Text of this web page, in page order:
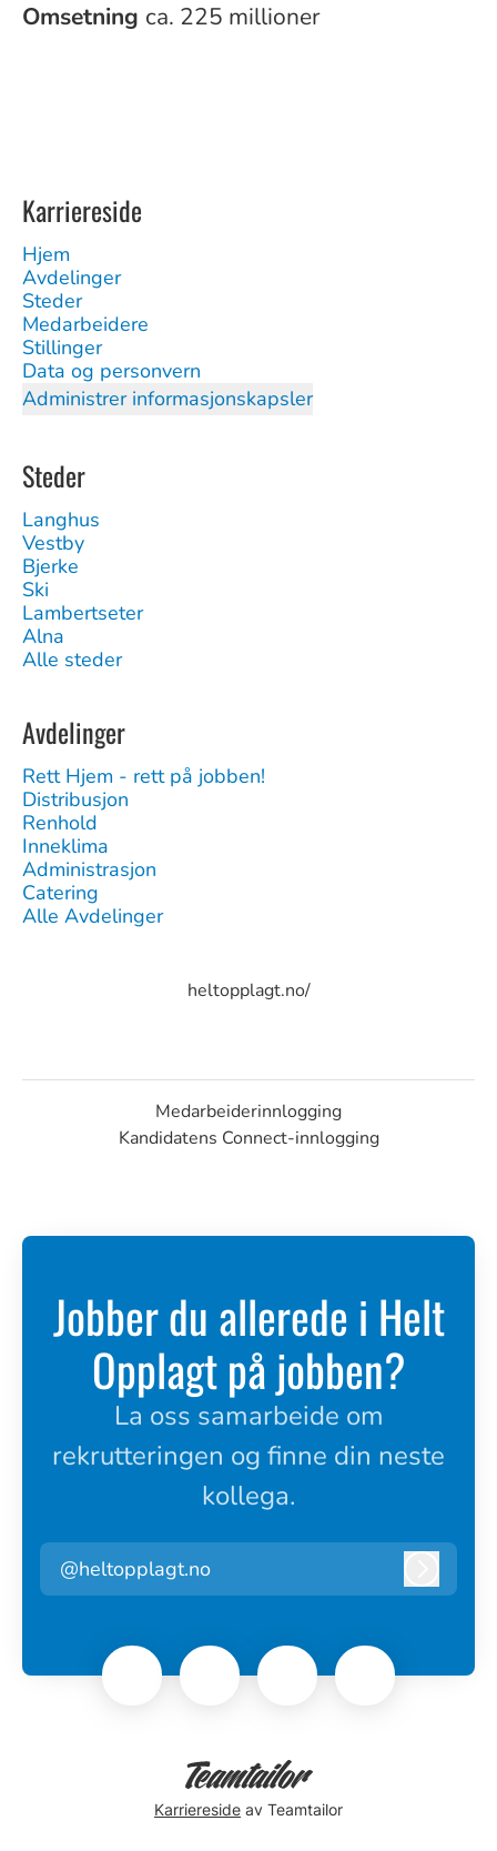
Omsetning ca. 225 millioner
Karriereside
Hjem
Avdelinger
Steder
Medarbeidere
Stillinger
Data og personvern
Administrer informasjonskapsler
Steder
Langhus
Vestby
Bjerke
Ski
Lambertseter
Alna
Alle steder
Avdelinger
Rett Hjem - rett på jobben!
Distribusjon
Renhold
Inneklima
Administrasjon
Catering
Alle Avdelinger
heltopplagt.no/
Medarbeiderinnlogging
Kandidatens Connect-innlogging
Jobber du allerede i Helt
Opplagt på jobben?
La oss samarbeide om
rekrutteringen og finne din neste
kollega.
@heltopplagt.no
Karriereside av Teamtailor